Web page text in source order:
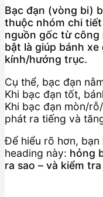
Bạc đạn (vòng bi)
thuộc nhóm chi tiết
nguồn gốc từ công
bật là giúp bánh
kính/hướng trục.
Cụ thể, bạc đạn
Khi bạc đạn tốt,
Khi bạc đạn mòn/
phát ra tiếng và
Để hiểu rõ hơn, bạn
heading này: hỏng
ra sao – và kiểm